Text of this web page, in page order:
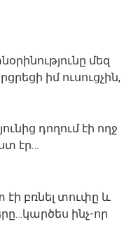
մեզ
իմ ուսուցչին,
դողում էի ողջ
էր…
բռնել տուփը և
ինչ-որ